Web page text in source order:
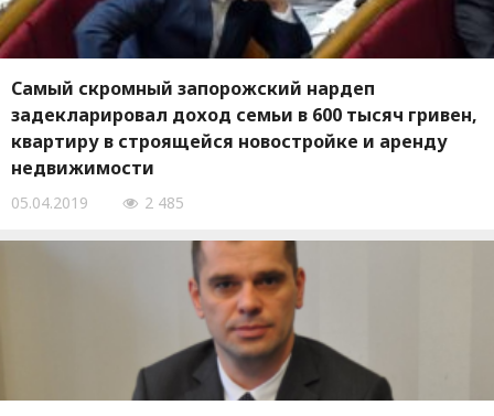
Самый скромный запорожский нардеп
задекларировал доход семьи в 600 тысяч гривен,
квартиру в строящейся новостройке и аренду
недвижимости
05.04.2019 2 485